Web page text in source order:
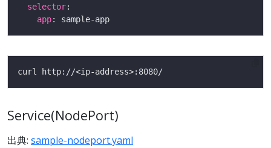
selector
app
Service(NodePort)
出典: sample-nodeport.yaml